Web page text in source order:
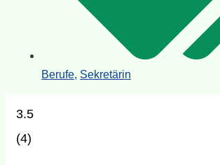
Berufe, Sekretärin
3.5
(4)